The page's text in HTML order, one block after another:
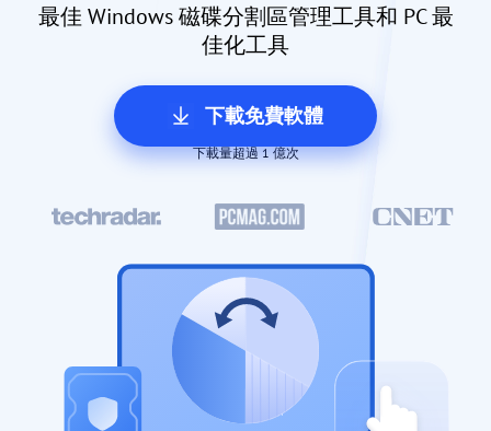
最佳 Windows 磁碟分割區管理工具和 PC 最
佳化工具
下載免費軟體
下載量超過 1 億次